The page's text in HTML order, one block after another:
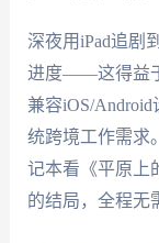
深夜用iPad追剧
进度——这得益
兼容iOS/Android
统跨境工作需求
记本看《平原上
的结局，全程无